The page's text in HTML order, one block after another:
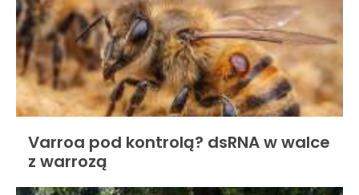
Varroa pod kontrolą? dsRNA w walce
z warrozą